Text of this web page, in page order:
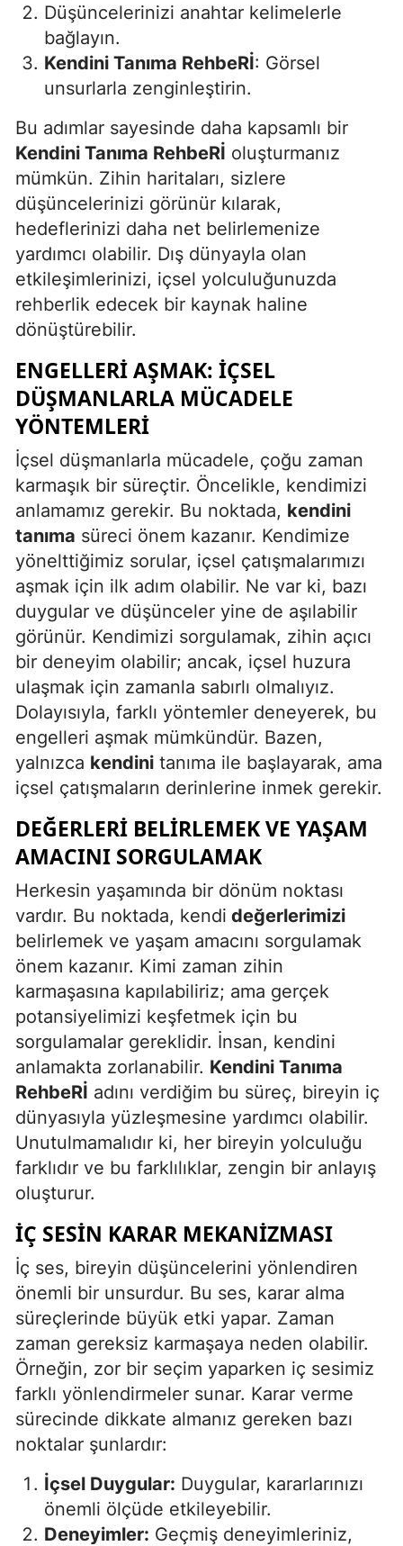
Düşüncelerinizi anahtar kelimelerle
bağlayın.
Kendini Tanıma RehbeRİ: Görsel
unsurlarla zenginleştirin.
Bu adımlar sayesinde daha kapsamlı bir
Kendini Tanıma RehbeRİ oluşturmanız
mümkün. Zihin haritaları, sizlere
düşüncelerinizi görünür kılarak,
hedeflerinizi daha net belirlemenize
yardımcı olabilir. Dış dünyayla olan
etkileşimlerinizi, içsel yolculuğunuzda
rehberlik edecek bir kaynak haline
dönüştürebilir.
ENGELLERI AŞMAK: İÇSEL
DÜŞMANLARLA MÜCADELE
YÖNTEMLERI
İçsel düşmanlarla mücadele, çoğu zaman
karmaşık bir süreçtir. Öncelikle, kendimizi
anlamamız gerekir. Bu noktada, kendini
tanıma süreci önem kazanır. Kendimize
yönelttiğimiz sorular, içsel çatışmalarımızı
aşmak için ilk adım olabilir. Ne var ki, bazı
duygular ve düşünceler yine de aşılabilir
görünür. Kendimizi sorgulamak, zihin açıcı
bir deneyim olabilir; ancak, içsel huzura
ulaşmak için zamanla sabırlı olmalıyız.
Dolayısıyla, farklı yöntemler deneyerek, bu
engelleri aşmak mümkündür. Bazen,
yalnızca kendini tanıma ile başlayarak, ama
içsel çatışmaların derinlerine inmek gerekir.
DEĞERLERI BELIRLEMEK VE YAŞAM
AMACINI SORGULAMAK
Herkesin yaşamında bir dönüm noktası
vardır. Bu noktada, kendi değerlerimizi
belirlemek ve yaşam amacını sorgulamak
önem kazanır. Kimi zaman zihin
karmaşasına kapılabiliriz; ama gerçek
potansiyelimizi keşfetmek için bu
sorgulamalar gereklidir. İnsan, kendini
anlamakta zorlanabilir. Kendini Tanıma
RehbeRİ adını verdiğim bu süreç, bireyin iç
dünyasıyla yüzleşmesine yardımcı olabilir.
Unutulmamalıdır ki, her bireyin yolculuğu
farklıdır ve bu farklılıklar, zengin bir anlayış
oluşturur.
İÇ SESIN KARAR MEKANIZMASI
İç ses, bireyin düşüncelerini yönlendiren
önemli bir unsurdur. Bu ses, karar alma
süreçlerinde büyük etki yapar. Zaman
zaman gereksiz karmaşaya neden olabilir.
Örneğin, zor bir seçim yaparken iç sesimiz
farklı yönlendirmeler sunar. Karar verme
sürecinde dikkate almanız gereken bazı
noktalar şunlardır:
İçsel Duygular: Duygular, kararlarınızı
önemli ölçüde etkileyebilir.
Deneyimler: Geçmiş deneyimleriniz,